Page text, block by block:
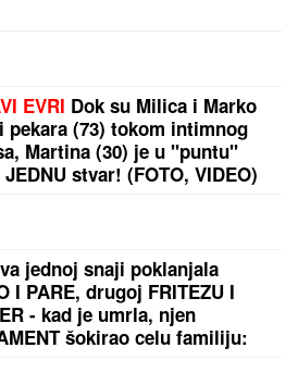
veruje se da
MOŠTI imaju isceljiteljske